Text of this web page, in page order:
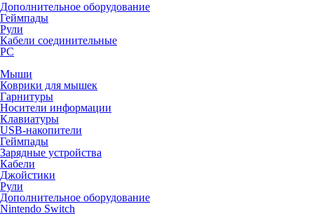
Дополнительное оборудование
Геймпады
Рули
Кабели соединительные
PC
Мыши
Коврики для мышек
Гарнитуры
Носители информации
Клавиатуры
USB-накопители
Геймпады
Зарядные устройства
Кабели
Джойстики
Рули
Дополнительное оборудование
Nintendo Switch